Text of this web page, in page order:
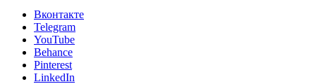
Вконтакте
Telegram
YouTube
Behance
Pinterest
LinkedIn